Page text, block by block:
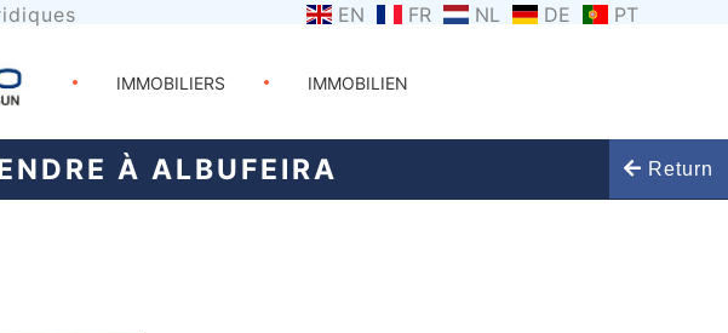
EN FR NL DE PT
IMMOBILIERS IMMOBILIEN
À ALBUFEIRA Return